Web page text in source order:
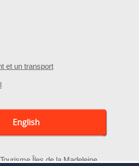
et un transport
English
Îles de la Madeleine